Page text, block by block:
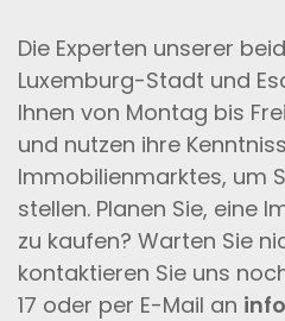
Die Experten unserer
Luxemburg-Stadt und
Ihnen von Montag bis
und nutzen ihre
Immobilienmarktes, um
stellen. Planen Sie, eine
zu kaufen? Warten Sie
kontaktieren Sie uns
17 oder per E-Mail an